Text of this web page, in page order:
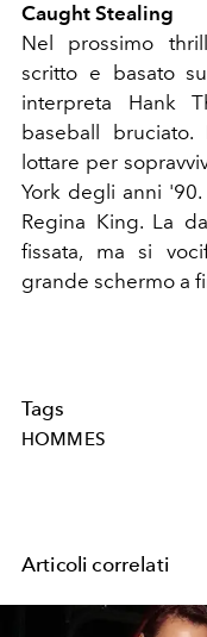
Caught Stealing
Nel prossimo
scritto e basato
interpreta Hank
baseball
lottare per
York degli anni
Regina King. La
fissata, ma si
grande schermo a
Tags
HOMMES
Articoli correlati